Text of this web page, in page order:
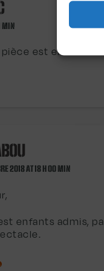
MIN
est enfant
2018 AT 18 H 00 MIN
enfants admis,